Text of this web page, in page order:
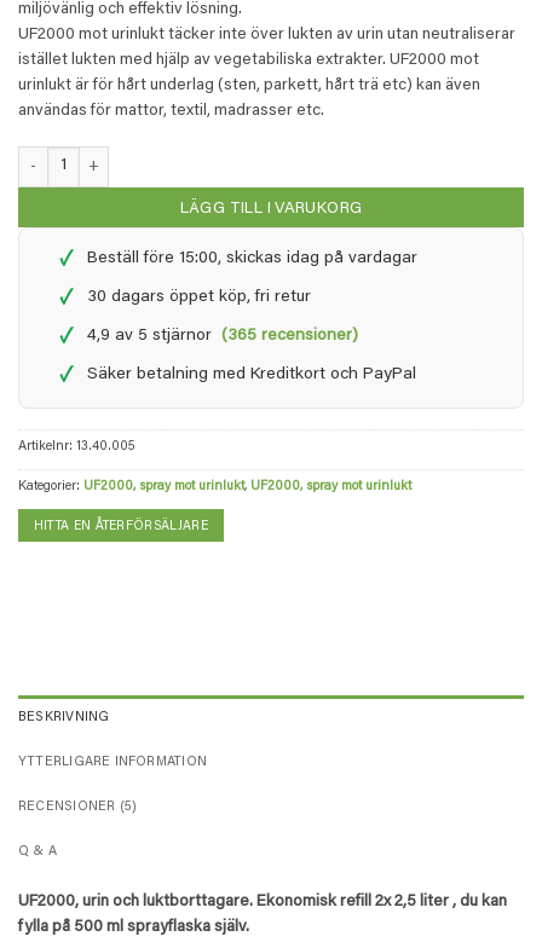
miljövänlig och effektiv lösning.
UF2000 mot urinlukt täcker inte över lukten av urin utan neutraliserar
istället lukten med hjälp av vegetabiliska extrakter. UF2000 mot
urinlukt är för hårt underlag (sten, parkett, hårt trä etc) kan även
användas för mattor, textil, madrasser etc.
UF2000 - 5 liter refill (2x 2,5 liter) mängd
LÄGG TILL I VARUKORG
✓ Beställ före 15:00, skickas idag på vardagar
✓ 30 dagars öppet köp, fri retur
✓ 4,9 av 5 stjärnor(365 recensioner)
✓ Säker betalning med Kreditkort och PayPal
Artikelnr: 13.40.005
Kategorier: UF2000, spray mot urinlukt, UF2000, spray mot urinlukt
HITTA EN ÅTERFÖRSÄLJARE
BESKRIVNING
YTTERLIGARE INFORMATION
RECENSIONER (5)
Q & A
UF2000, urin och luktborttagare. Ekonomisk refill 2x 2,5 liter , du kan
fylla på 500 ml sprayflaska själv.